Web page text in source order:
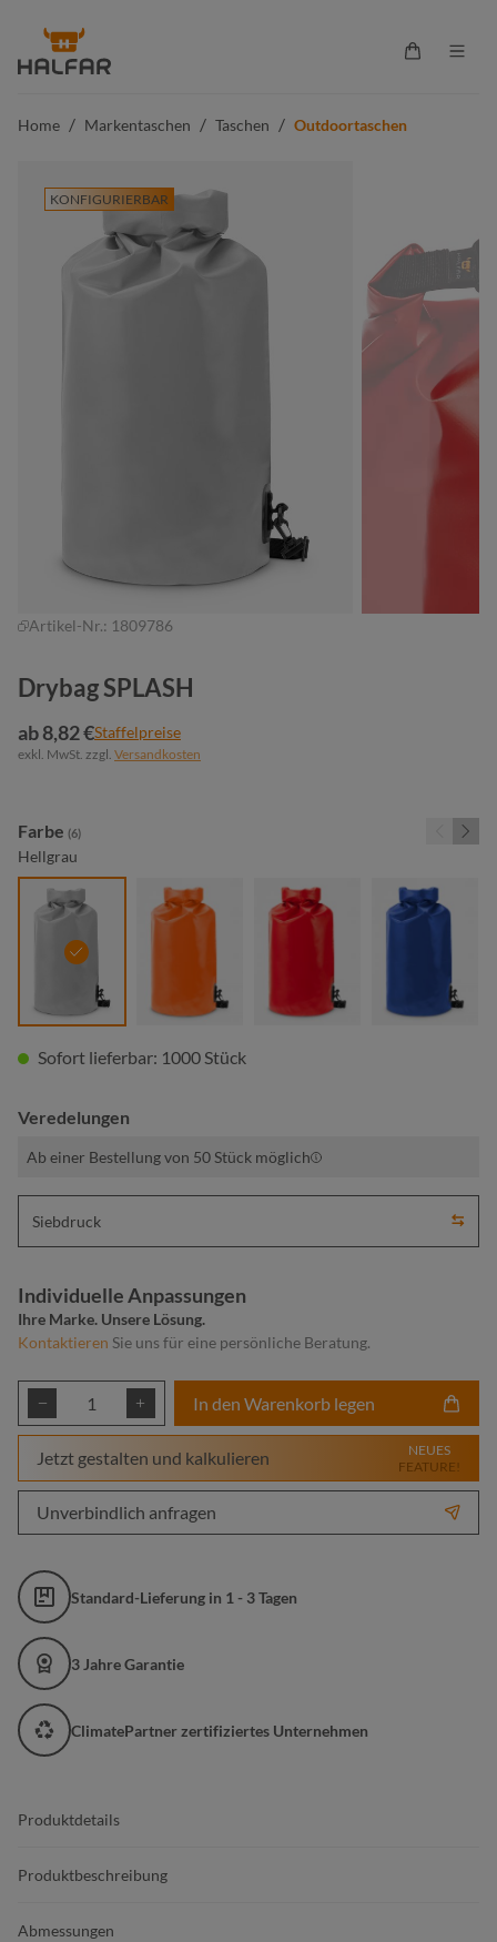
springen
Home / Markentaschen / Taschen / Outdoortaschen
KONFIGURIERBAR
Artikel-Nr.: 1809786
Drybag SPLASH
ab 8,82 €Staffelpreise
exkl. MwSt. zzgl. Versandkosten
Farbe auswählen
(6)
Hellgrau
hellgrau
Sofort lieferbar: 1000 Stück
Veredelungen
Ab einer Bestellung von 50 Stück möglich
Siebdruck
Individuelle Anpassungen
Ihre Marke. Unsere Lösung.
Kontaktieren Sie uns für eine persönliche Beratung.
Produkt Anzahl: Gib den gewünschten
In den Warenkorb legen
Jetzt gestalten und kalkulieren
NEUES
FEATURE!
Unverbindlich anfragen
Standard-Lieferung in 1 - 3 Tagen
3 Jahre Garantie
ClimatePartner zertifiziertes Unternehmen
Produktdetails
Produktbeschreibung
Abmessungen